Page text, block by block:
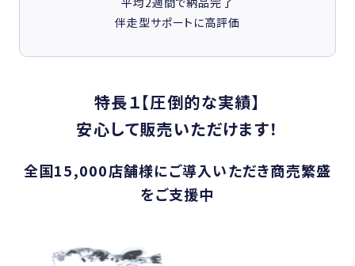
伴走型サポートに高評価
特長１【圧倒的な実績】
安心して販売いただけます！
全国15,000店舗様にご導入いただき商売繁盛
をご支援中